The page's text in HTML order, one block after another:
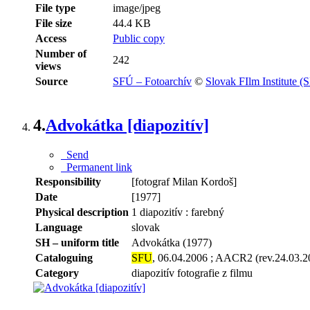
File type
image/jpeg
File size
44.4 KB
Access
Public copy
Number of
views
242
Source
SFÚ – Fotoarchív © Slovak FIlm Institute
4.Advokátka [diapozitív]
Send
Permanent link
Responsibility
[fotograf Milan Kordoš]
Date
[1977]
Physical description 1 diapozitív : farebný
Language
slovak
SH – uniform title
Advokátka (1977)
Cataloguing
SFU, 06.04.2006 ; AACR2
Category
diapozitív fotografie z filmu